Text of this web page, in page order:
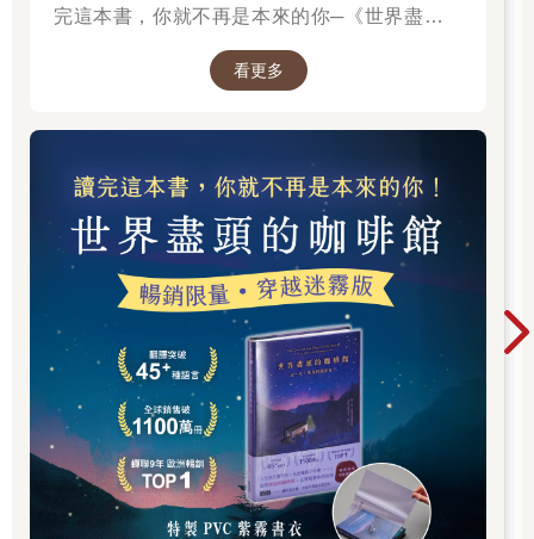
完這本書，你就不再是本來的你─《世界盡頭的
看更多